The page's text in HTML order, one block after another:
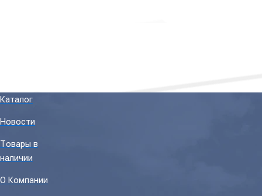
Каталог
Новости
Товары в
наличии
О Компании